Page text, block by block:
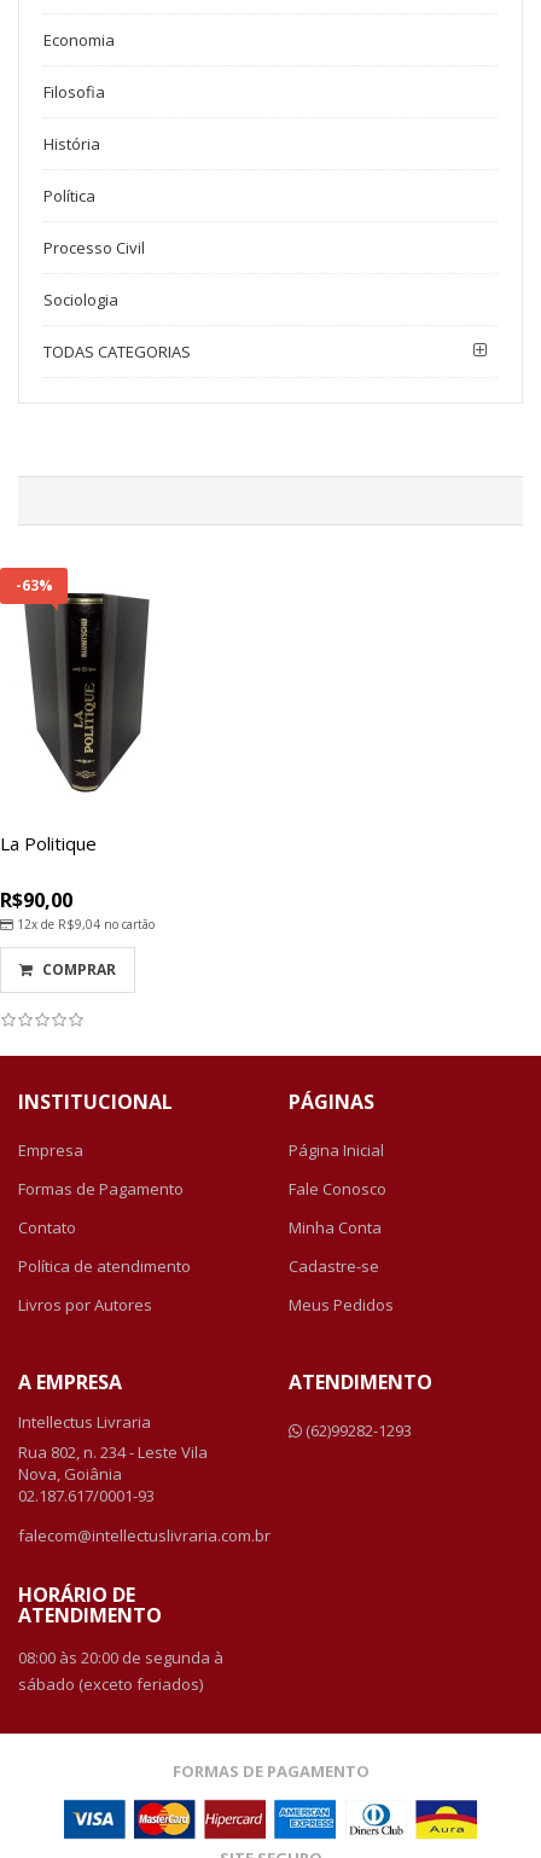
Economia
Filosofia
História
Política
Processo Civil
Sociologia
TODAS CATEGORIAS
-63%
La Politique
R$90,00
12x de R$9,04 no cartão
COMPRAR
INSTITUCIONAL
Empresa
Formas de Pagamento
Contato
Política de atendimento
Livros por Autores
PÁGINAS
Página Inicial
Fale Conosco
Minha Conta
Cadastre-se
Meus Pedidos
A EMPRESA
Intellectus Livraria
Rua 802, n. 234 - Leste Vila
Nova, Goiânia
02.187.617/0001-93
falecom@intellectuslivraria.com.br
HORÁRIO DE
ATENDIMENTO
08:00 às 20:00 de segunda à
sábado (exceto feriados)
ATENDIMENTO
(62)99282-1293
FORMAS DE PAGAMENTO